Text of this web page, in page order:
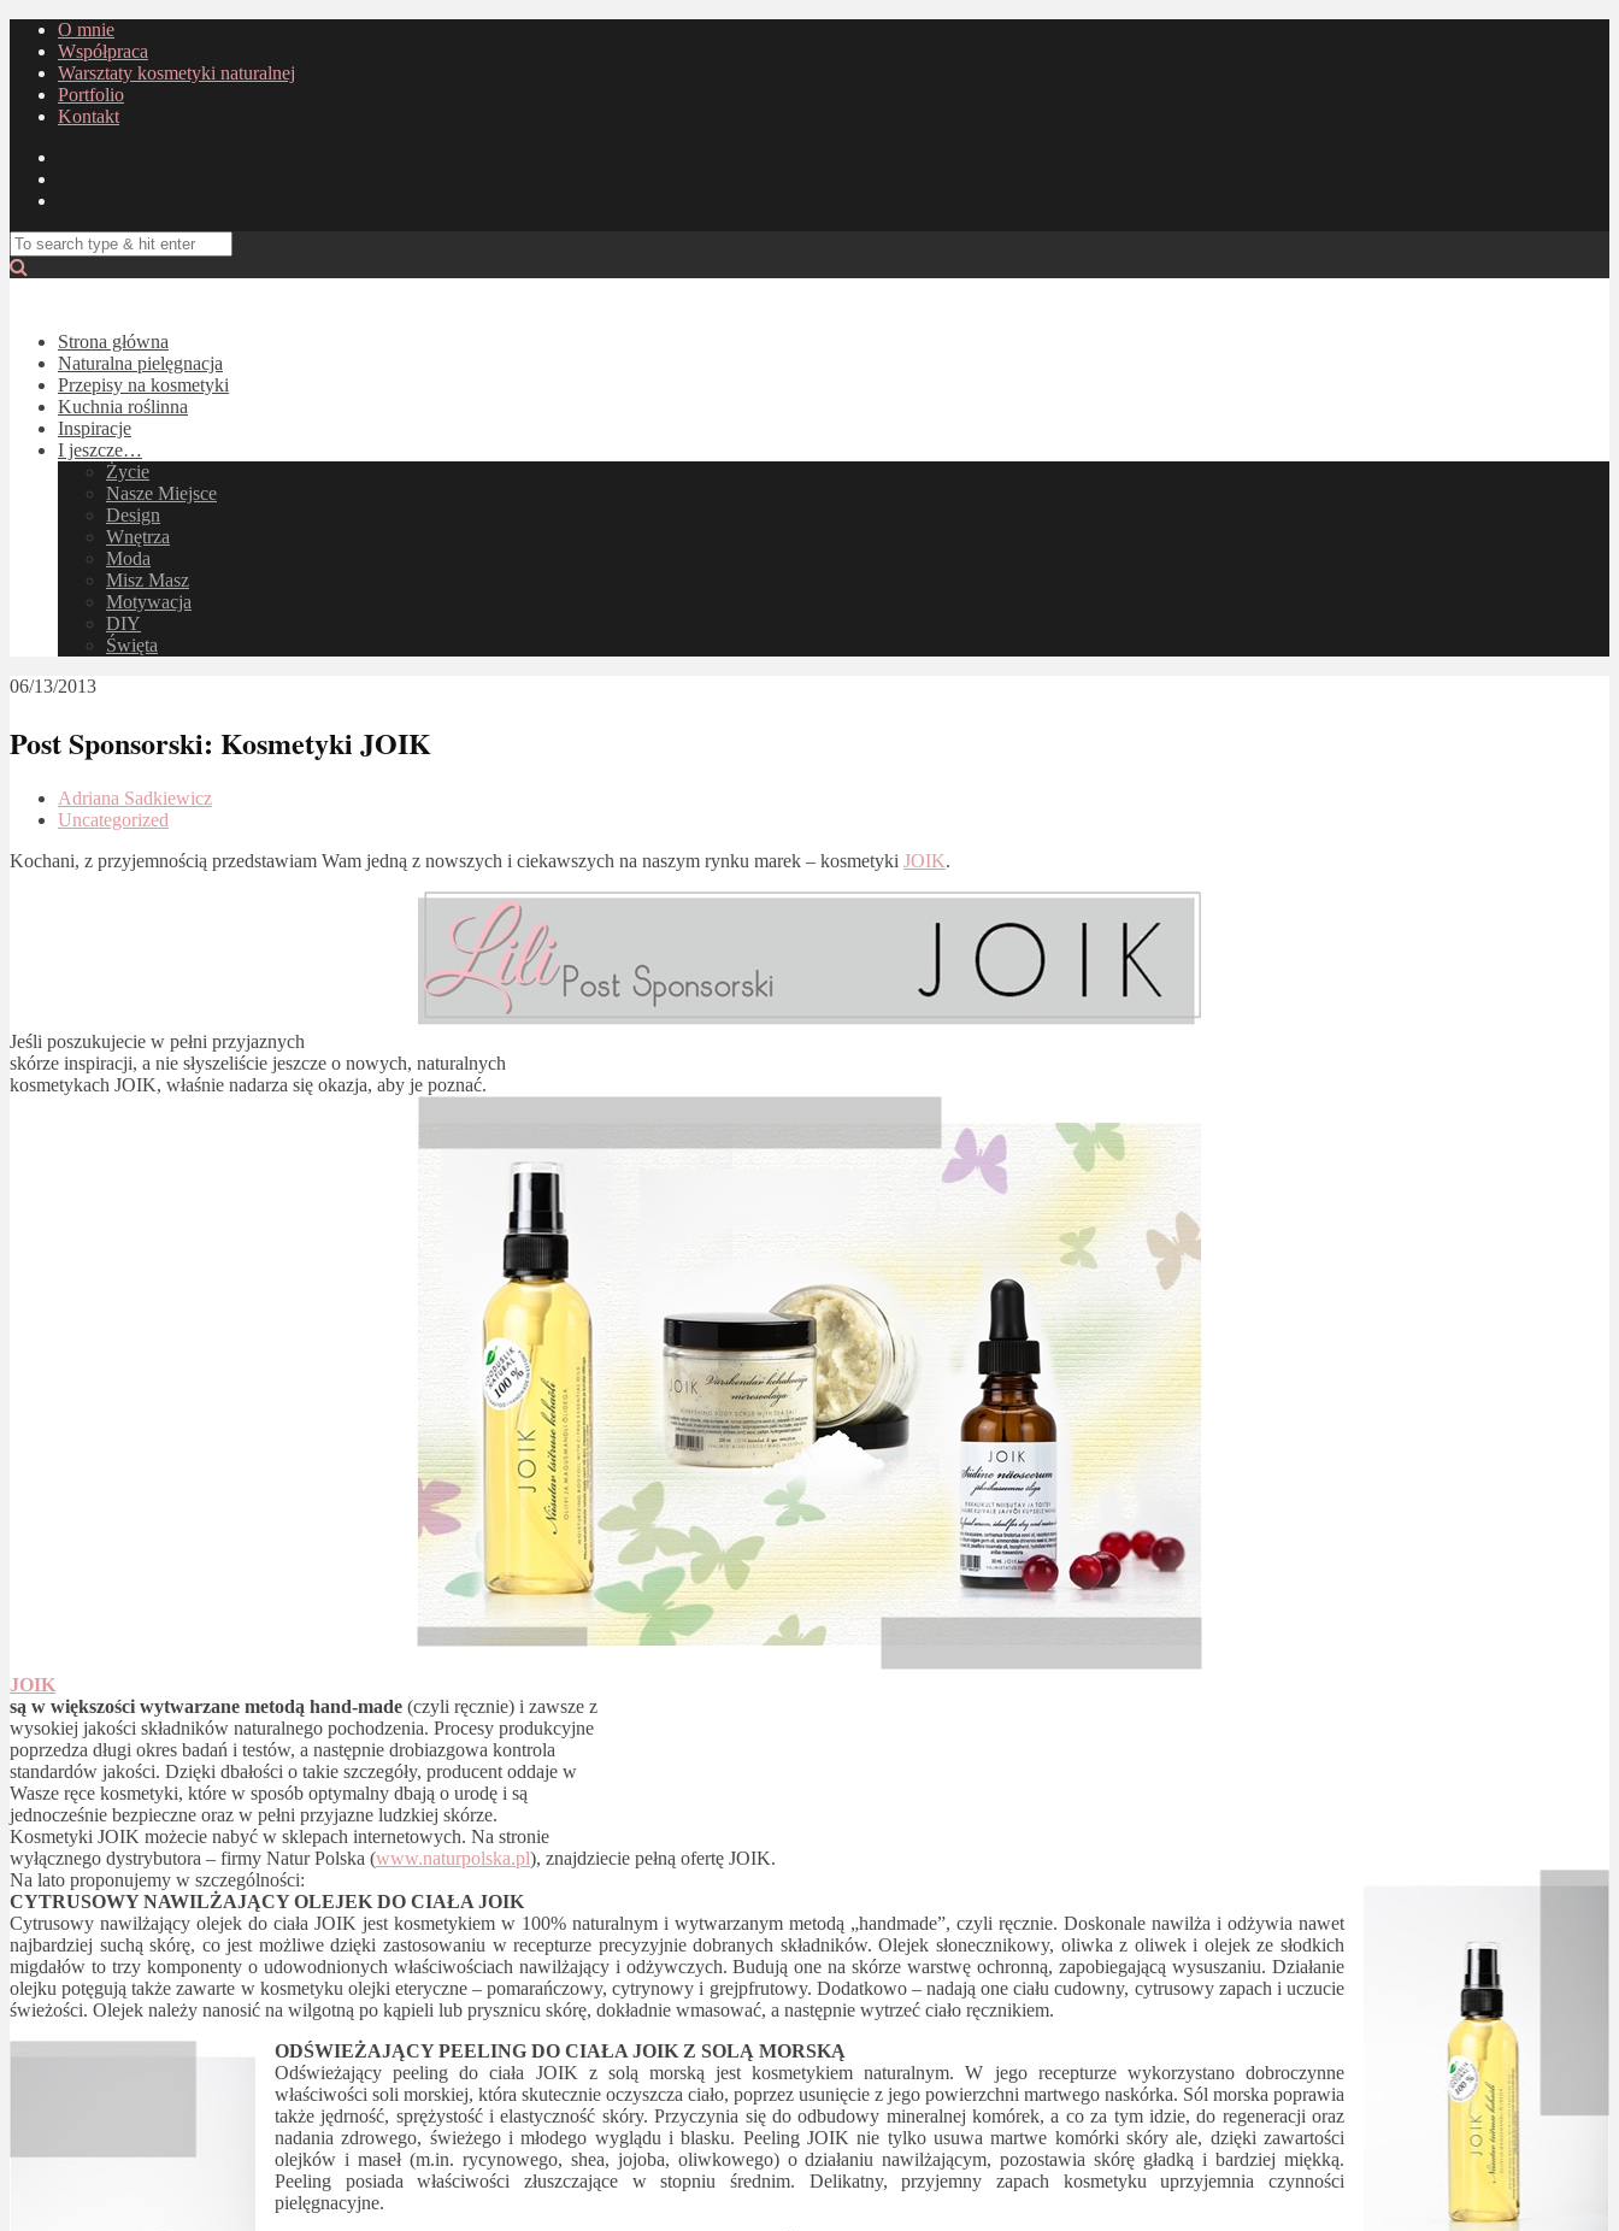
O mnie
Współpraca
Warsztaty kosmetyki naturalnej
Portfolio
Kontakt
Strona główna
Naturalna pielęgnacja
Przepisy na kosmetyki
Kuchnia roślinna
Inspiracje
I jeszcze…
Życie
Nasze Miejsce
Design
Wnętrza
Moda
Misz Masz
Motywacja
DIY
Święta
06/13/2013
Post Sponsorski: Kosmetyki JOIK
Adriana Sadkiewicz
Uncategorized
Kochani, z przyjemnością przedstawiam Wam jedną z nowszych i ciekawszych na naszym rynku marek – kosmetyki JOIK.
Jeśli poszukujecie w pełni przyjaznych
skórze inspiracji, a nie słyszeliście jeszcze o nowych, naturalnych
kosmetykach JOIK, właśnie nadarza się okazja, aby je poznać.
JOIK
są w większości wytwarzane metodą hand-made (czyli ręcznie) i zawsze z
wysokiej jakości składników naturalnego pochodzenia. Procesy produkcyjne
poprzedza długi okres badań i testów, a następnie drobiazgowa kontrola
standardów jakości. Dzięki dbałości o takie szczegóły, producent oddaje w
Wasze ręce kosmetyki, które w sposób optymalny dbają o urodę i są
jednocześnie bezpieczne oraz w pełni przyjazne ludzkiej skórze.
Kosmetyki JOIK możecie nabyć w sklepach internetowych. Na stronie
wyłącznego dystrybutora – firmy Natur Polska (www.naturpolska.pl), znajdziecie pełną ofertę JOIK.
Na lato proponujemy w szczególności:
CYTRUSOWY NAWILŻAJĄCY OLEJEK DO CIAŁA JOIK
Cytrusowy nawilżający olejek do ciała JOIK jest kosmetykiem w 100% naturalnym i wytwarzanym metodą „handmade”, czyli ręcznie. Doskonale nawilża i odżywia nawet
najbardziej suchą skórę, co jest możliwe dzięki zastosowaniu w recepturze precyzyjnie dobranych składników. Olejek słonecznikowy, oliwka z oliwek i olejek ze słodkich
migdałów to trzy komponenty o udowodnionych właściwościach nawilżający i odżywczych. Budują one na skórze warstwę ochronną, zapobiegającą wysuszaniu. Działanie
olejku potęgują także zawarte w kosmetyku olejki eteryczne – pomarańczowy, cytrynowy i grejpfrutowy. Dodatkowo – nadają one ciału cudowny, cytrusowy zapach i uczucie
świeżości. Olejek należy nanosić na wilgotną po kąpieli lub prysznicu skórę, dokładnie wmasować, a następnie wytrzeć ciało ręcznikiem.
ODŚWIEŻAJĄCY PEELING DO CIAŁA JOIK Z SOLĄ MORSKĄ
Odświeżający peeling do ciała JOIK z solą morską jest kosmetykiem naturalnym. W jego recepturze wykorzystano dobroczynne
właściwości soli morskiej, która skutecznie oczyszcza ciało, poprzez usunięcie z jego powierzchni martwego naskórka. Sól morska poprawia
także jędrność, sprężystość i elastyczność skóry. Przyczynia się do odbudowy mineralnej komórek, a co za tym idzie, do regeneracji oraz
nadania zdrowego, świeżego i młodego wyglądu i blasku. Peeling JOIK nie tylko usuwa martwe komórki skóry ale, dzięki zawartości
olejków i maseł (m.in. rycynowego, shea, jojoba, oliwkowego) o działaniu nawilżającym, pozostawia skórę gładką i bardziej miękką.
Peeling posiada właściwości złuszczające w stopniu średnim. Delikatny, przyjemny zapach kosmetyku uprzyjemnia czynności
pielęgnacyjne.